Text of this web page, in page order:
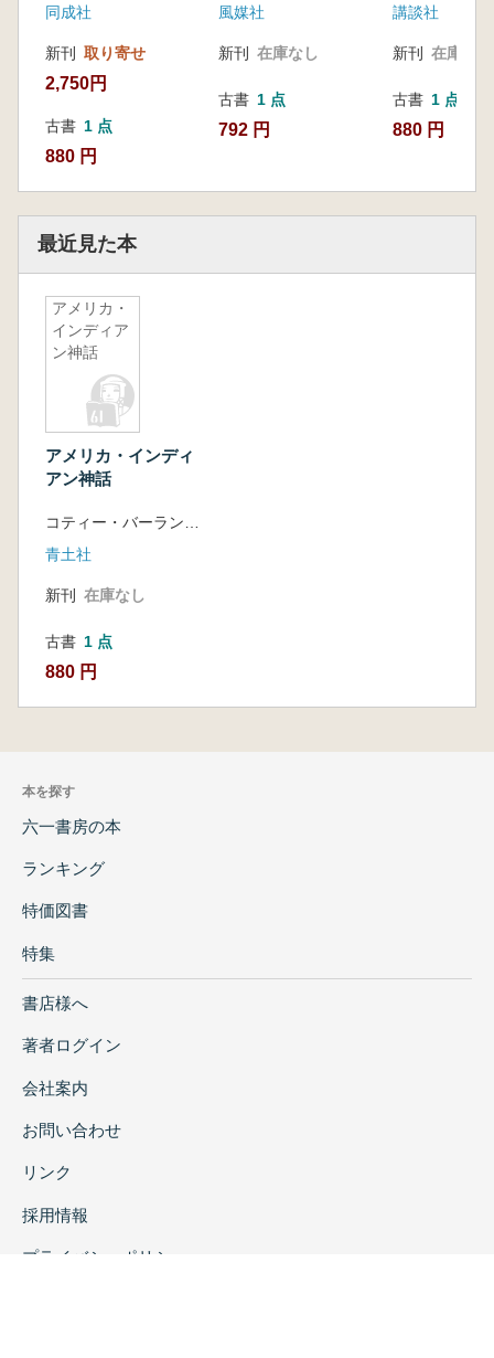
同成社
新刊 取り寄せ
2,750円
古書 1 点
880 円
風媒社
新刊 在庫なし
古書 1 点
792 円
講談社
新刊 在庫なし
古書 1 点
880 円
最近見た本
アメリカ・
インディア
ン神話
アメリカ・インディ
アン神話
青土社
新刊 在庫なし
古書 1 点
880 円
本を探す
六一書房の本
ランキング
特価図書
特集
書店様へ
著者ログイン
会社案内
お問い合わせ
リンク
採用情報
プライバシーポリシー